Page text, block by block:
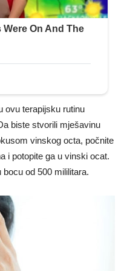
ovu terapijsku rutinu
biste stvorili mješavinu
vinskog octa, počnite
i potopite ga u vinski ocat.
od 500 mililitara.